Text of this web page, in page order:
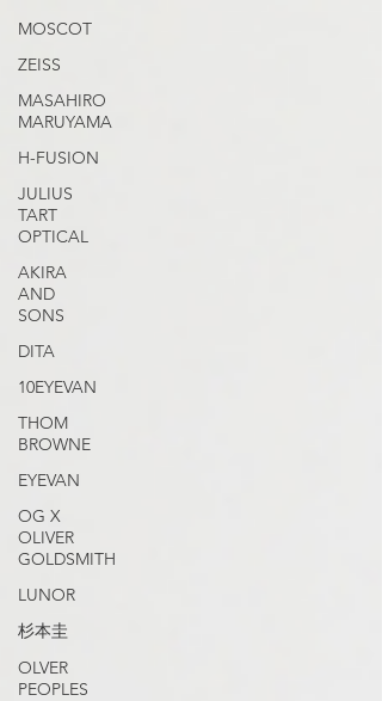
MOSCOT
ZEISS
MASAHIRO
MARUYAMA
H-FUSION
JULIUS
TART
OPTICAL
AKIRA
AND
SONS
DITA
10EYEVAN
THOM
BROWNE
EYEVAN
OG X
OLIVER
GOLDSMITH
LUNOR
杉本圭
OLVER
PEOPLES